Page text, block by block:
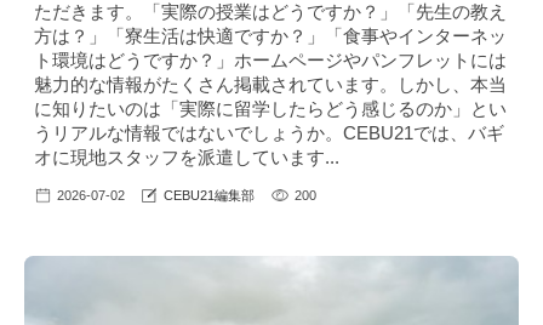
ただきます。「実際の授業はどうですか？」「先生の教え
方は？」「寮生活は快適ですか？」「食事やインターネッ
ト環境はどうですか？」ホームページやパンフレットには
魅力的な情報がたくさん掲載されています。しかし、本当
に知りたいのは「実際に留学したらどう感じるのか」とい
うリアルな情報ではないでしょうか。CEBU21では、バギ
オに現地スタッフを派遣しています...
2026-07-02 CEBU21編集部 200